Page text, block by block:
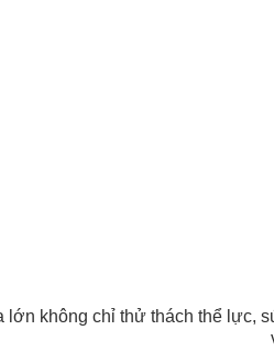
lớn không chỉ thử thách thể lực,